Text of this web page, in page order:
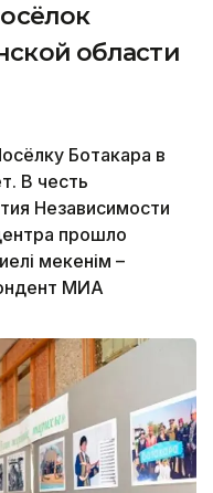
области
Ботакара в
В честь
Независимости
прошло
мекенім –
МИА